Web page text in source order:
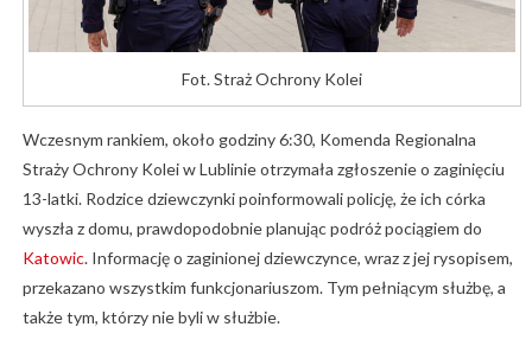
Fot. Straż Ochrony Kolei
Wczesnym rankiem, około godziny 6:30, Komenda Regionalna
Straży Ochrony Kolei w Lublinie otrzymała zgłoszenie o zaginięciu
13-latki. Rodzice dziewczynki poinformowali policję, że ich córka
wyszła z domu, prawdopodobnie planując podróż pociągiem do
Katowic. Informację o zaginionej dziewczynce, wraz z jej rysopisem,
przekazano wszystkim funkcjonariuszom. Tym pełniącym służbę, a
także tym, którzy nie byli w służbie.